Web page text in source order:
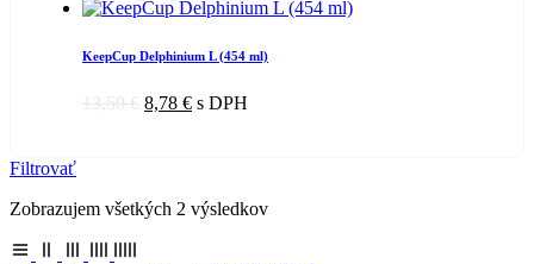
KeepCup Delphinium L (454 ml)
8,78 € s DPH
Filtrovať
Zobrazujem všetkých 2 výsledkov